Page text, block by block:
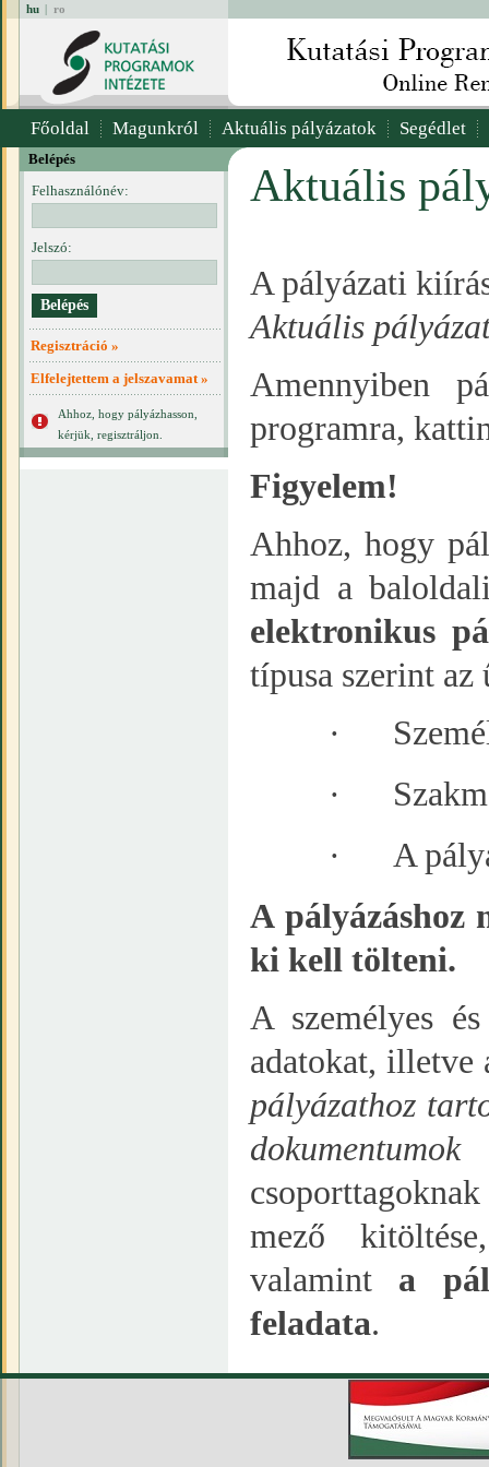
hu | ro
Főoldal Magunkról Aktuális pályázatok Segédlet
Belépés
Felhasználónév:
Jelszó:
Regisztráció »
Elfelejtettem a jelszavamat »
Ahhoz, hogy pályázhasson,
kérjük, regisztráljon.
Aktuális
A pályázati
Aktuális
Amennyiben
programra,
Figyelem!
Ahhoz, hogy
majd a
elektronikus
típusa szerint
·
·
·
A
A pályázáshoz
ki kell tölteni.
A személyes
adatokat, illetve
pályázathoz
mező
valamint a
feladata.